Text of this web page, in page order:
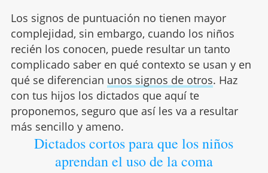
Los signos de puntuación no tienen mayor
complejidad, sin embargo, cuando los niños
recién los conocen, puede resultar un tanto
complicado saber en qué contexto se usan y en
qué se diferencian unos signos de otros. Haz
con tus hijos los dictados que aquí te
proponemos, seguro que así les va a resultar
más sencillo y ameno.
Dictados cortos para que los niños
aprendan el uso de la coma